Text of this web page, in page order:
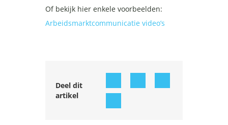
Of bekijk hier enkele voorbeelden:
Arbeidsmarktcommunicatie video’s
Deel dit
artikel